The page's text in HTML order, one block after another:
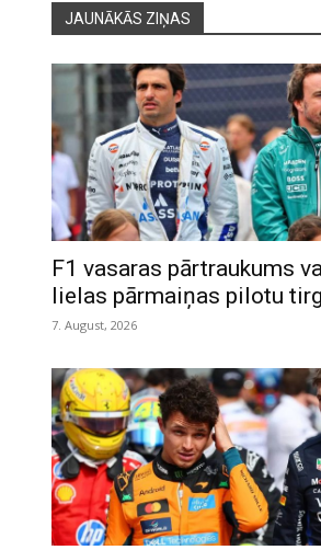
JAUNĀKĀS ZIŅAS
F1 vasaras pārtraukums
lielas pārmaiņas pilotu
7. August, 2026